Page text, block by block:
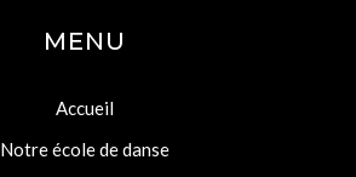
MENU
Accueil
Notre école de danse